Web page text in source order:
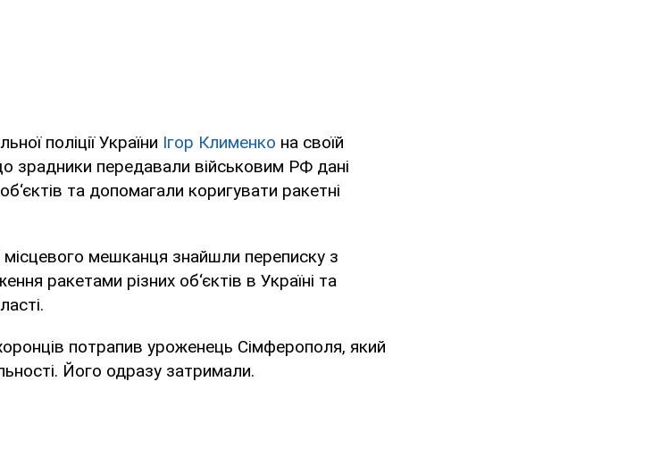
поліції України Ігор Клименко на своїй
зрадники передавали військовим РФ дані
та допомагали коригувати ракетні
мешканця знайшли переписку з
ракетами різних об‘єктів в Україні та
потрапив уроженець Сімферополя, який
Його одразу затримали.